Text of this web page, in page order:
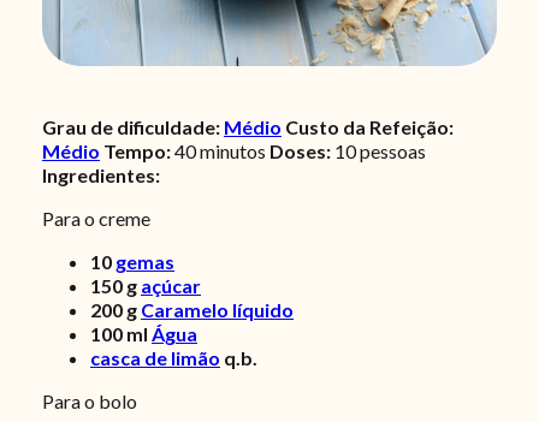
Grau de dificuldade: Médio Custo da Refeição:
Médio Tempo:40 minutos Doses: 10pessoas
Ingredientes:
Para o creme
10 gemas
150 g açúcar
200 g Caramelo líquido
100 ml Água
casca de limão q.b.
Para o bolo